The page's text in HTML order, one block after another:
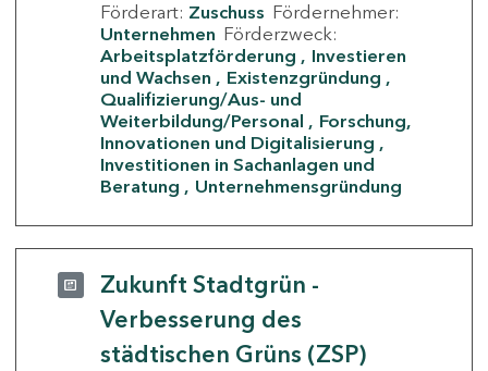
Förderart: Zuschuss Fördernehmer:
Unternehmen Förderzweck:
Arbeitsplatzförderung
Investieren
und Wachsen
Existenzgründung
Qualifizierung/Aus- und
Weiterbildung/Personal
Forschung,
Innovationen und Digitalisierung
Investitionen in Sachanlagen und
Beratung
Unternehmensgründung
Zukunft Stadtgrün -
Verbesserung des
städtischen Grüns (ZSP)